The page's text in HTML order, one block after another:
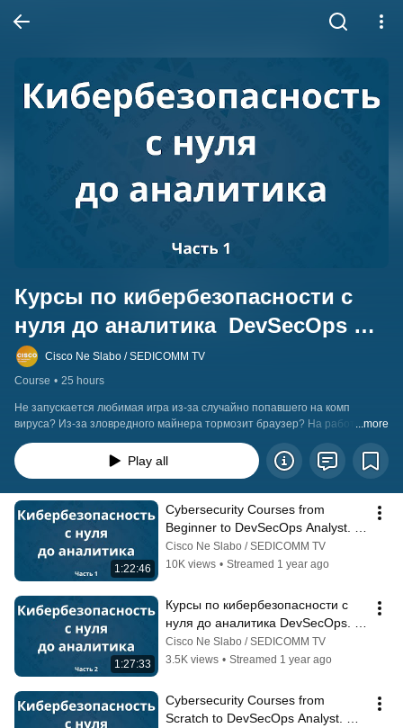
Курсы по кибербезопасности с
нуля до аналитика  DevSecOps
(Введение в кибербезопасность /
Introduction to Cybersecurity) —
октябрь 2024
Cisco Ne Slabo / SEDICOMM TV
Course • 25 hours
Не запускается любимая игра из-за случайно попавшего на комп
вируса? Из-за зловредного майнера тормозит браузер? На работе не
выплатили зарплату, потому что шифровальщик внедрился во все
компьютеры? Решение есть! Записывайтесь на курсы по
кибербезопасности (https://edu-cisco.org/courses/cybersecurity/) и
кибербезопасность курсы переподготовки, Вы научитесь:
...more
Play all
1:22:46
Cybersecurity Courses from
Beginner to DevSecOps Analyst.
Part 1
Cisco Ne Slabo / SEDICOMM TV
10K views • Streamed 1 year ago
1:27:33
Курсы по кибербезопасности с
нуля до аналитика DevSecOps.
Часть 2
Cisco Ne Slabo / SEDICOMM TV
3.5K views • Streamed 1 year ago
Cybersecurity Courses from
Scratch to DevSecOps Analyst.